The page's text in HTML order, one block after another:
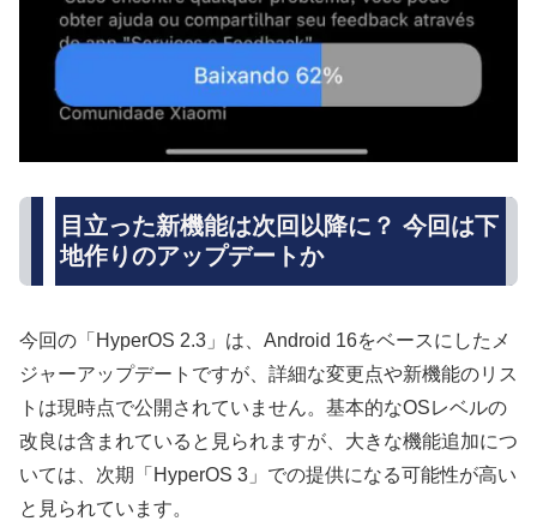
目立った新機能は次回以降に？ 今回は下
地作りのアップデートか
今回の「HyperOS 2.3」は、Android 16をベースにしたメ
ジャーアップデートですが、詳細な変更点や新機能のリス
トは現時点で公開されていません。基本的なOSレベルの
改良は含まれていると見られますが、大きな機能追加につ
いては、次期「HyperOS 3」での提供になる可能性が高い
と見られています。